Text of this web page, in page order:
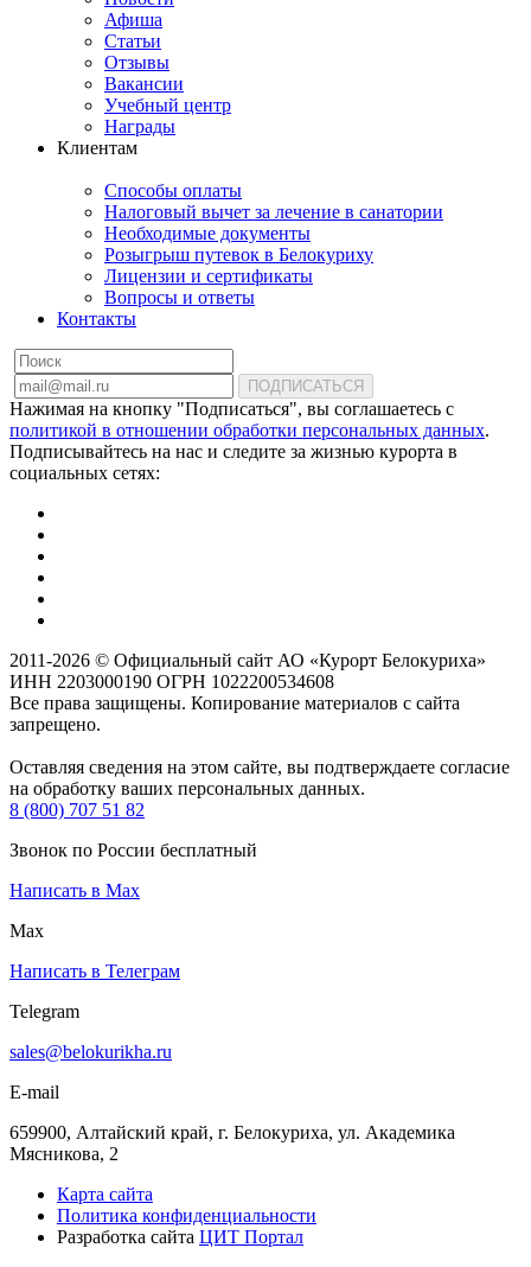
Афиша
Статьи
Отзывы
Вакансии
Учебный центр
Награды
Клиентам
Способы оплаты
Налоговый вычет за лечение в санатории
Необходимые документы
Розыгрыш путевок в Белокуриху
Лицензии и сертификаты
Вопросы и ответы
Контакты
ПОДПИСАТЬСЯ
Нажимая на кнопку "Подписаться", вы соглашаетесь с
политикой в отношении обработки персональных данных.
Подписывайтесь на нас и следите за жизнью курорта в
социальных сетях:
2011-2026 © Официальный сайт АО «Курорт Белокуриха»
ИНН 2203000190 ОГРН 1022200534608
Все права защищены. Копирование материалов с сайта
запрещено.
Оставляя сведения на этом сайте, вы подтверждаете согласие
на обработку ваших персональных данных.
8 (800) 707 51 82
Звонок по России бесплатный
Написать в Max
Max
Написать в Телеграм
Telegram
sales@belokurikha.ru
E-mail
659900, Алтайский край, г. Белокуриха, ул. Академика
Мясникова, 2
Карта сайта
Политика конфиденциальности
Разработка сайта ЦИТ Портал